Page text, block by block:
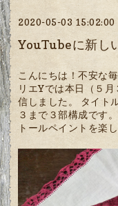
2020-05-03 15:02:00
YouTubeに新し
こんにちは！不安な
リエYでは本日（５
信しました。 タイト
３まで３部構成です
トールペイントを楽